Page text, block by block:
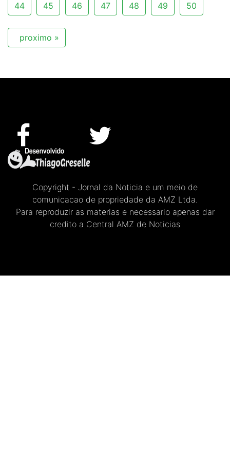
44 45 46 47 48 49 50
proximo »
Copyright - Jornal da Noticia e um meio de
comunicacao de propriedade da AMZ Ltda.
Para reproduzir as materias e necessario apenas dar
credito a Central AMZ de Noticias